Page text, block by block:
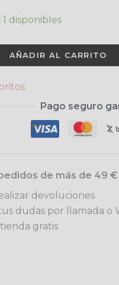
1 disponibles
AÑADIR AL CARRITO
Pago seguro
de más de 49 €
devoluciones
dudas por llamada o
gratis